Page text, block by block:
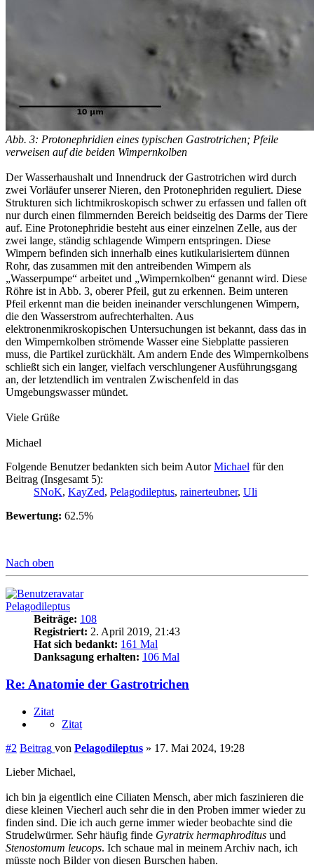
Abb. 3: Protonephridien eines typischen Gastrotrichen; Pfeile
verweisen auf die beiden Wimpernkolben
Der Wasserhaushalt und Innendruck der Gastrotrichen wird durch
zwei Vorläufer unserer Nieren, den Protonephriden reguliert. Diese
Strukturen sich lichtmikroskopisch schwer zu erfassen und fallen oft
nur durch einen filmmernden Bereich beidseitig des Darms der Tiere
auf. Eine Protonephridie besteht aus einer einzelnen Zelle, aus der
zwei lange, ständig schlagende Wimpern entspringen. Diese
Wimpern befinden sich innerhalb eines kutikularisiertem dünnen
Rohr, das zusammen mit den antreibenden Wimpern als
„Wasserpumpe“ arbeitet und „Wimpernkolben“ genannt wird. Diese
Röhre ist in Abb. 3, oberer Pfeil, gut zu erkennen. Beim unteren
Pfeil erkennt man die beiden ineinander verschlungenen Wimpern,
die den Wasserstrom aufrechterhalten. Aus
elektronenmikroskopischen Untersuchungen ist bekannt, dass das in
den Wimpernkolben strömende Wasser eine Siebplatte passieren
muss, die Partikel zurückhält. Am andern Ende des Wimpernkolbens
schließt sich ein langer, vielfach verschlungener Ausführungsgang
an, der letztendlich im ventralen Zwischenfeld in das
Umgebungswasser mündet.
Viele Grüße
Michael
Folgende Benutzer bedankten sich beim AutorMichael für den
Beitrag (Insgesamt 5):
SNoK, KayZed, Pelagodileptus, rainerteubner, Uli
Bewertung: 62.5%
Nach oben
Pelagodileptus
Beiträge: 108
Registriert: 2. April 2019, 21:43
Hat sich bedankt: 161 Mal
Danksagung erhalten: 106 Mal
Re: Anatomie der Gastrotrichen
Zitat
Zitat
#2 Beitrag von Pelagodileptus » 17. Mai 2024, 19:28
Lieber Michael,
ich bin ja eigentlich eine Ciliaten Mensch, aber mich faszinieren die
diese kleinen Viecherl auch sehr die in den Proben immer wieder zu
finden sind. Die ich auch gerne immer wieder beobachte sind die
Strudelwürmer. Sehr häufig finde Gyratrix hermaphroditus und
Stenostomum leucops. Ich schaue mal in meinem Archiv nach, ich
müsste noch Bilder von diesen Burschen haben.